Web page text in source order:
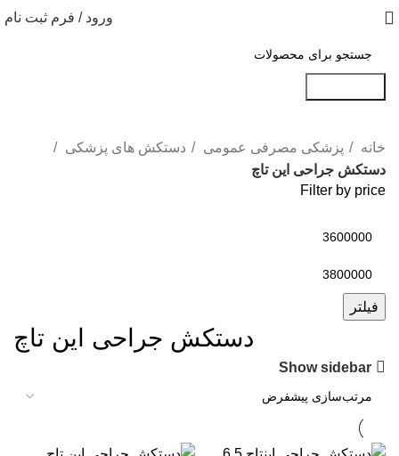
ورود / فرم ثبت نام
خانه پزشکی مصرفی عمومی
دستکش های پزشکی
دستکش جراحی این تاچ
Filter by price
فیلتر
دستکش جراحی این تاچ
Show sidebar